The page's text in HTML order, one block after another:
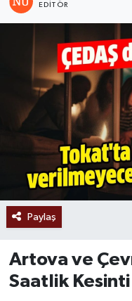
EDITÖR
Paylaş
Artova ve
Saatlik Kesinti
Eğitim
Ekonomi
Sağlık
Tokat Haber
Haber Arşivi